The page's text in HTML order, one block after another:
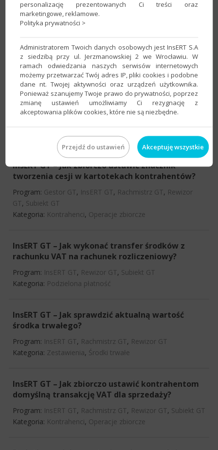
wpłaty PPK pracownika/pracodawcy na
wygenerowanej wypłacie?
mikroGratyfikant GT
Kategoria:Pracownicze Plany Kapitałowe
Portal Biura – Jak dodać potwierdzenie płatności
za podatek skarbowy lub składki ZUS?
Program:InsERT GT,InsERT nexo,Portal Biura,Rachmistrz
Portal Biura,Raporty
InsERT GT – Jak zbiorczo ustawić znacznik
tworzenia cesji w kartotekach kontrahentów?
Program: Gestor GT, InsERT GT, Rachmistrz GT, Rewizor
GT, Subiekt GT
Kategoria: Kontrahenci, Operacje zbiorcze
InsERT GT – Jak wykonać transfer środków z
rachunku VAT na rachunek rozliczeniowy?
Program: InsERT GT, Rewizor GT, Subiekt GT
Kategoria: Podzielona płatność
InsERT GT – Jak sprawdzić aktualną wartość
środka trwałego?
Program: InsERT GT, Rachmistrz GT, Rewizor GT
Kategoria: Zestawienia, Środki trwałe
InsERT GT – Jak zbiorczo ustawić kontrahentom
domyślną transakcję VAT dla sprzedaży?
Program: InsERT GT, Rachmistrz GT, Rewizor GT, Subiekt GT
Kategoria: Kontrahenci, Operacje zbiorcze
personalizację prezentowanych Ci treści oraz
marketingowe, reklamowe.
Polityka prywatności >
Administratorem Twoich danych osobowych jest InsERT S.A
z siedzibą przy ul. Jerzmanowskiej 2 we Wrocławiu. W
ramach odwiedzania naszych serwisów internetowych
możemy przetwarzać Twój adres IP, pliki cookies i podobne
dane nt. Twojej aktywności oraz urządzeń użytkownika.
Ponieważ szanujemy Twoje prawo do prywatności, poprzez
zmianę ustawień umożliwiamy Ci rezygnację z
akceptowania plików cookies, które nie są niezbędne.
Przejdź do ustawień Akceptuję wszystkie